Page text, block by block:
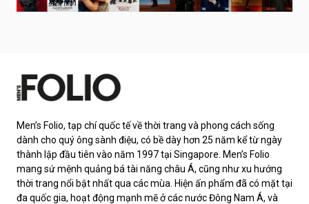
Men’s Folio, tạp chí quốc tế về thời trang và phong cách sống
dành cho quý ông sành điệu, có bề dày hơn 25 năm kể từ ngày
thành lập đầu tiên vào năm 1997 tại Singapore. Men’s Folio
mang sứ mệnh quảng bá tài năng châu Á, cũng như xu hướng
thời trang nổi bật nhất qua các mùa. Hiện ấn phẩm đã có mặt tại
đa quốc gia, hoạt động mạnh mẽ ở các nước Đông Nam Á, và